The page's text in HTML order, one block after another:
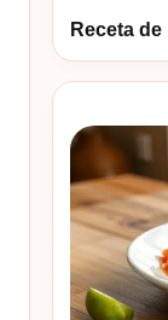
Receta